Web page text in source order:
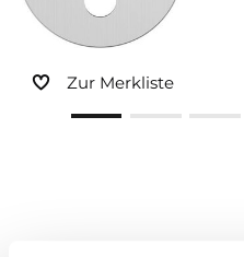
Sonnen- und
Hochwasser­schutz
Zur Merkliste